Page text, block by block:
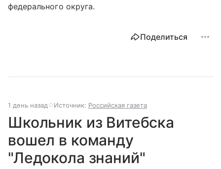
федерального округа.
Поделиться
1 день назад Источник: Российская газета
Школьник из Витебска
вошел в команду
"Ледокола знаний"